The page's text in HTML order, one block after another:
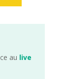
au live